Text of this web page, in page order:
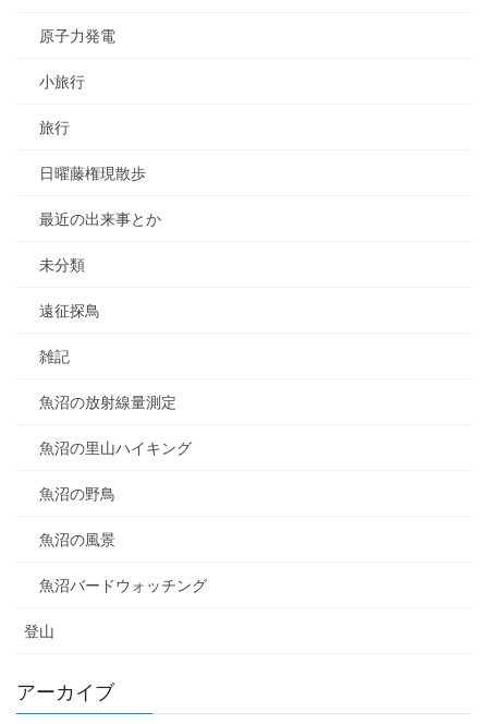
原子力発電
小旅行
旅行
日曜藤権現散歩
最近の出来事とか
未分類
遠征探鳥
雑記
魚沼の放射線量測定
魚沼の里山ハイキング
魚沼の野鳥
魚沼の風景
魚沼バードウォッチング
登山
アーカイブ